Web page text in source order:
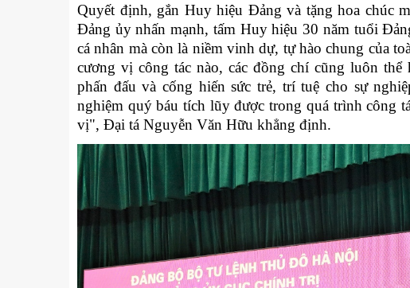
Quyết định, gắn Huy hiệu Đảng và tặng hoa chúc
Đảng ủy nhấn mạnh, tấm Huy hiệu 30 năm tuổi
cá nhân mà còn là niềm vinh dự, tự hào chung của
cương vị công tác nào, các đồng chí cũng luôn
phấn đấu và cống hiến sức trẻ, trí tuệ cho sự
nghiệm quý báu tích lũy được trong quá trình công
vị", Đại tá Nguyễn Văn Hữu khẳng định.